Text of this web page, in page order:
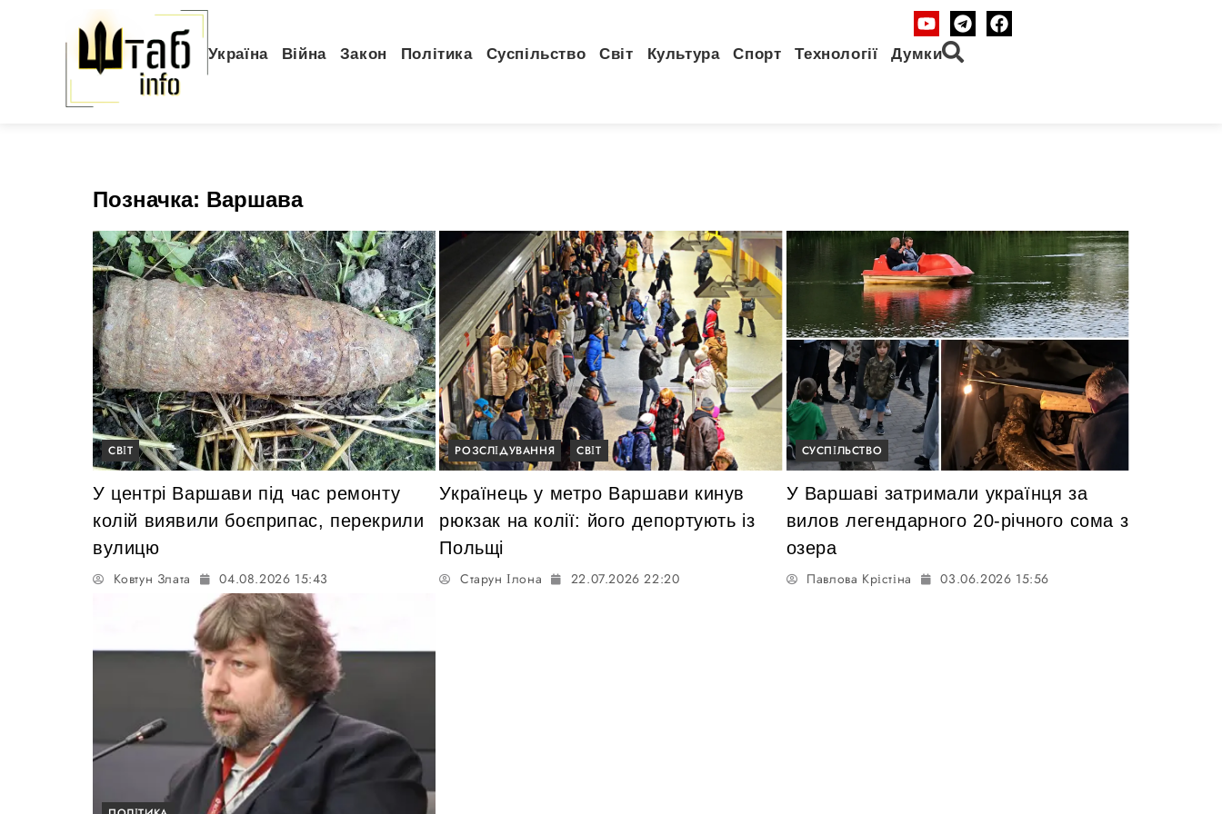
Україна Війна Закон Політика Суспільство Світ Культура Спорт Технології Думки
Позначка: Варшава
СВІТ
У центрі Варшави під час ремонту
колій виявили боєприпас, перекрили
вулицю
Ковтун Злата 04.08.2026 15:43
РОЗСЛІДУВАННЯ СВІТ
Українець у метро Варшави кинув
рюкзак на колії: його депортують із
Польщі
Старун Ілона 22.07.2026 22:20
СУСПІЛЬСТВО
У Варшаві затримали українця за
вилов легендарного 20-річного сома з
озера
Павлова Крістіна 03.06.2026 15:56